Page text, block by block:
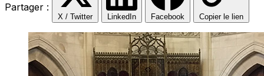
Partager :
X / Twitter LinkedIn Facebook Copier le lien